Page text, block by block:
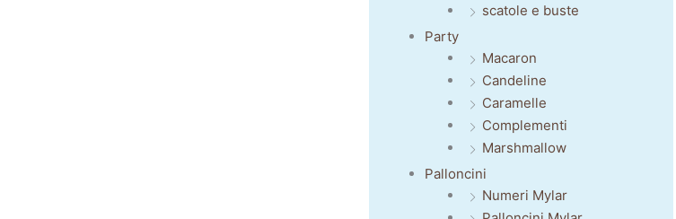
scatole e buste
Party
Macaron
Candeline
Caramelle
Complementi
Marshmallow
Palloncini
Numeri Mylar